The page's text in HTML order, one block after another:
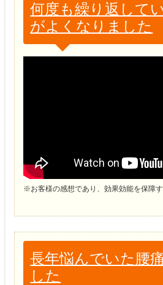
何度も繰り返して
がよくなりました
※お客様の感想であり、効果効能を保障す
長年悩んでいた腰
した